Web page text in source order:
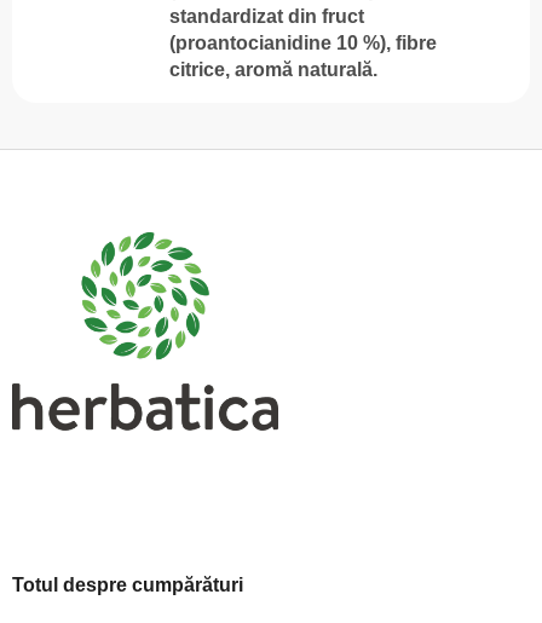
standardizat din fruct
(proantocianidine 10 %), fibre
citrice, aromă naturală.
Totul despre cumpărături